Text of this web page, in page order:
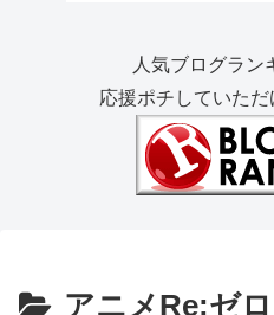
人気ブログラン
応援ポチしていた
アニメRe:ゼ